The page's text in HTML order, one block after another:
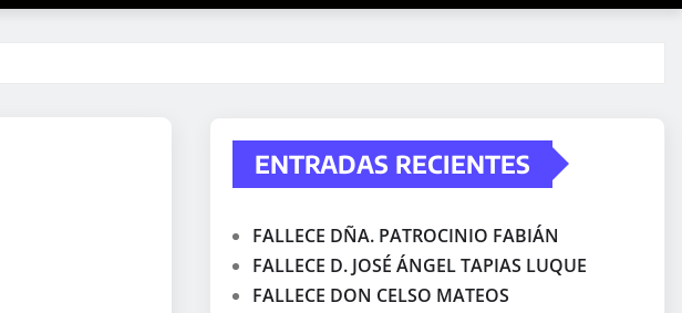
ENTRADAS RECIENTES
FALLECE DÑA. PATROCINIO FABIÁN
FALLECE D. JOSÉ ÁNGEL TAPIAS LUQUE
FALLECE DON CELSO MATEOS